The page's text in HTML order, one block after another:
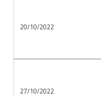
20/10/2022
27/10/2022